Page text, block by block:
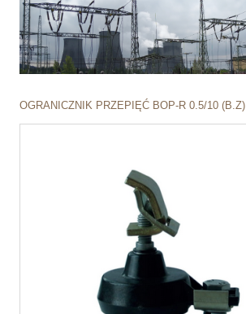
OGRANICZNIK PRZEPIĘĆ BOP-R 0.5/10 (B.Z)